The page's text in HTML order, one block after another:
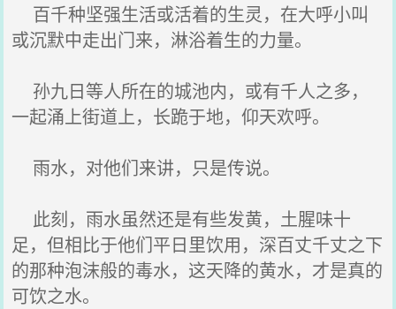
百千种坚强生活或活着的生灵，在大呼小叫
或沉默中走出门来，淋浴着生的力量。
孙九日等人所在的城池内，或有千人之多，
一起涌上街道上，长跪于地，仰天欢呼。
雨水，对他们来讲，只是传说。
此刻，雨水虽然还是有些发黄，土腥味十
足，但相比于他们平日里饮用，深百丈千丈之下
的那种泡沫般的毒水，这天降的黄水，才是真的
可饮之水。